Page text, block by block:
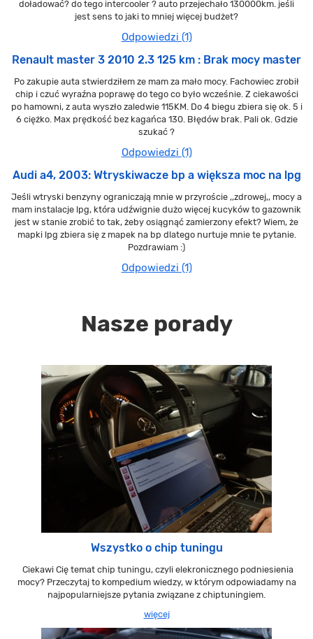
doładować? do tego intercooler ? auto przejechało 130000km. jeśli
jest sens to jaki to mniej więcej budżet?
Odpowiedzi (1)
Renault master 3 2010 2.3 125 km : Brak mocy master
Po zakupie auta stwierdziłem ze mam za mało mocy. Fachowiec zrobił
chip i czuć wyraźna poprawę do tego co było wcześnie. Z ciekawości
po hamowni, z auta wyszło zaledwie 115KM. Do 4 biegu zbiera się ok. 5 i
6 ciężko. Max prędkość bez kagańca 130. Błędów brak. Pali ok. Gdzie
szukać ?
Odpowiedzi (1)
Audi a4, 2003: Wtryskiwacze bp a większa moc na lpg
Jeśli wtryski benzyny ograniczają mnie w przyroście ,,zdrowej,, mocy a
mam instalacje lpg, która udźwignie dużo więcej kucyków to gazownik
jest w stanie zrobić to tak, żeby osiągnąć zamierzony efekt? Wiem, że
mapki lpg zbiera się z mapek na bp dlatego nurtuje mnie te pytanie.
Pozdrawiam :)
Odpowiedzi (1)
Nasze porady
Wszystko o chip tuningu
Ciekawi Cię temat chip tuningu, czyli elekronicznego podniesienia
mocy? Przeczytaj to kompedium wiedzy, w którym odpowiadamy na
najpopularniejsze pytania związane z chiptuningiem.
więcej